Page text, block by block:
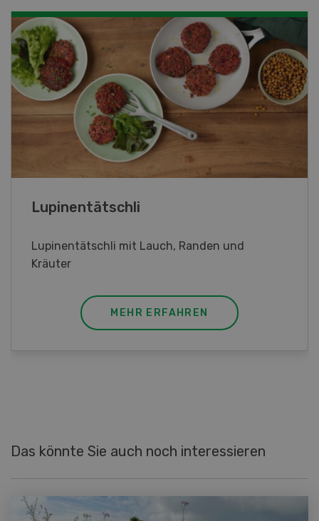
Frühlingsrollen
Frühlingsrollen mit Poulet
MEHR ERFAHREN
Das könnte Sie auch noch interessieren